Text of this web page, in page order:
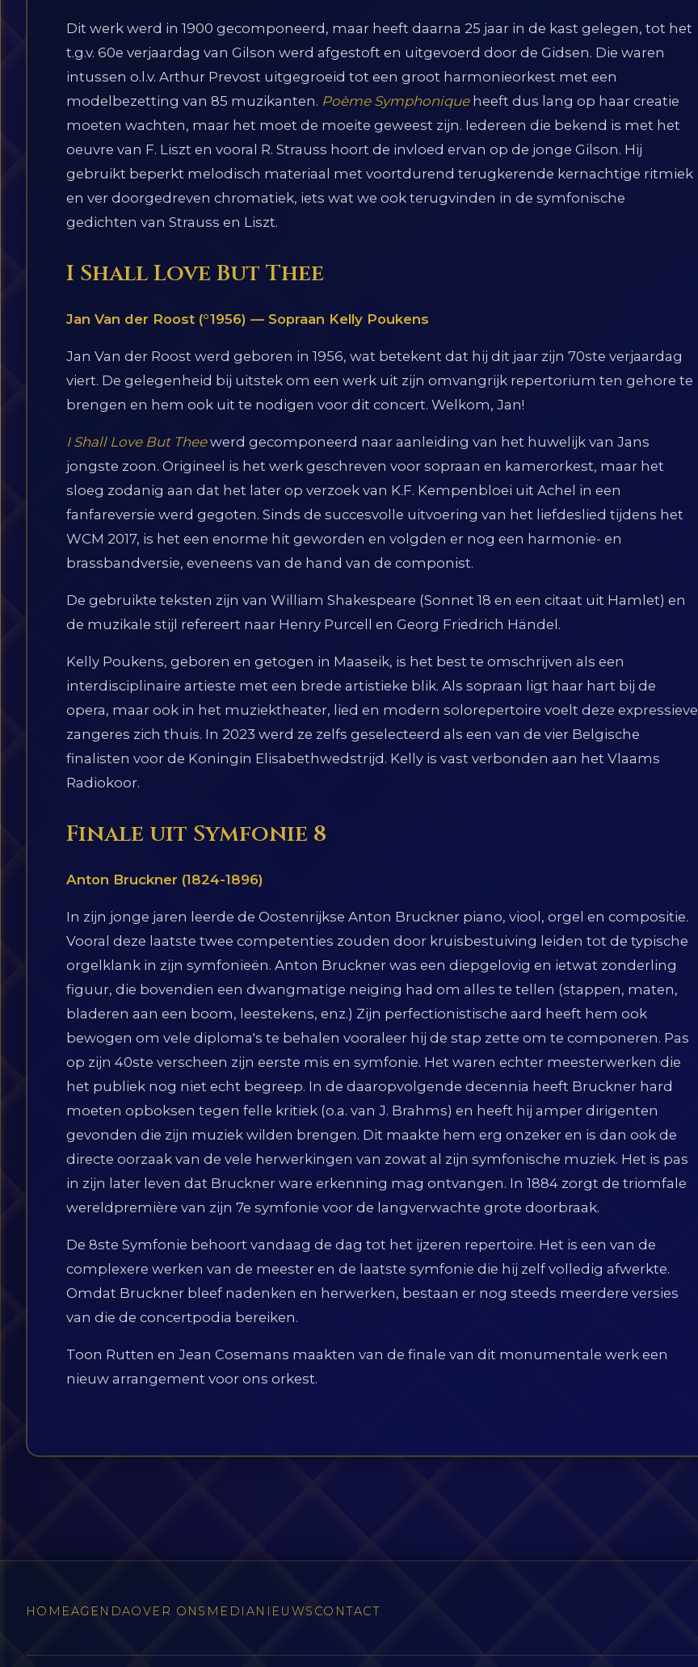
Dit werk werd in 1900 gecomponeerd, maar heeft daarna 25 jaar in de kast gelegen, tot het
t.g.v. 60e verjaardag van Gilson werd afgestoft en uitgevoerd door de Gidsen. Die waren
intussen o.l.v. Arthur Prevost uitgegroeid tot een groot harmonieorkest met een
modelbezetting van 85 muzikanten. Poème Symphoniqueheeft dus lang op haar creatie
moeten wachten, maar het moet de moeite geweest zijn. Iedereen die bekend is met het
oeuvre van F. Liszt en vooral R. Strauss hoort de invloed ervan op de jonge Gilson. Hij
gebruikt beperkt melodisch materiaal met voortdurend terugkerende kernachtige ritmiek
en ver doorgedreven chromatiek, iets wat we ook terugvinden in de symfonische
gedichten van Strauss en Liszt.
I Shall Love But Thee
Jan Van der Roost (°1956) — Sopraan Kelly Poukens
Jan Van der Roost werd geboren in 1956, wat betekent dat hij dit jaar zijn 70ste verjaardag
viert. De gelegenheid bij uitstek om een werk uit zijn omvangrijk repertorium ten gehore te
brengen en hem ook uit te nodigen voor dit concert. Welkom, Jan!
I Shall Love But Theewerd gecomponeerd naar aanleiding van het huwelijk van Jans
jongste zoon. Origineel is het werk geschreven voor sopraan en kamerorkest, maar het
sloeg zodanig aan dat het later op verzoek van K.F. Kempenbloei uit Achel in een
fanfareversie werd gegoten. Sinds de succesvolle uitvoering van het liefdeslied tijdens het
WCM 2017, is het een enorme hit geworden en volgden er nog een harmonie- en
brassbandversie, eveneens van de hand van de componist.
De gebruikte teksten zijn van William Shakespeare (Sonnet 18 en een citaat uit Hamlet) en
de muzikale stijl refereert naar Henry Purcell en Georg Friedrich Händel.
Kelly Poukens, geboren en getogen in Maaseik, is het best te omschrijven als een
interdisciplinaire artieste met een brede artistieke blik. Als sopraan ligt haar hart bij de
opera, maar ook in het muziektheater, lied en modern solorepertoire voelt deze expressieve
zangeres zich thuis. In 2023 werd ze zelfs geselecteerd als een van de vier Belgische
finalisten voor de Koningin Elisabethwedstrijd. Kelly is vast verbonden aan het Vlaams
Radiokoor.
Finale uit Symfonie 8
Anton Bruckner (1824-1896)
In zijn jonge jaren leerde de Oostenrijkse Anton Bruckner piano, viool, orgel en compositie.
Vooral deze laatste twee competenties zouden door kruisbestuiving leiden tot de typische
orgelklank in zijn symfonieën. Anton Bruckner was een diepgelovig en ietwat zonderling
figuur, die bovendien een dwangmatige neiging had om alles te tellen (stappen, maten,
bladeren aan een boom, leestekens, enz.) Zijn perfectionistische aard heeft hem ook
bewogen om vele diploma's te behalen vooraleer hij de stap zette om te componeren. Pas
op zijn 40ste verscheen zijn eerste mis en symfonie. Het waren echter meesterwerken die
het publiek nog niet echt begreep. In de daaropvolgende decennia heeft Bruckner hard
moeten opboksen tegen felle kritiek (o.a. van J. Brahms) en heeft hij amper dirigenten
gevonden die zijn muziek wilden brengen. Dit maakte hem erg onzeker en is dan ook de
directe oorzaak van de vele herwerkingen van zowat al zijn symfonische muziek. Het is pas
in zijn later leven dat Bruckner ware erkenning mag ontvangen. In 1884 zorgt de triomfale
wereldpremière van zijn 7e symfonie voor de langverwachte grote doorbraak.
De 8ste Symfonie behoort vandaag de dag tot het ijzeren repertoire. Het is een van de
complexere werken van de meester en de laatste symfonie die hij zelf volledig afwerkte.
Omdat Bruckner bleef nadenken en herwerken, bestaan er nog steeds meerdere versies
van die de concertpodia bereiken.
Toon Rutten en Jean Cosemans maakten van de finale van dit monumentale werk een
nieuw arrangement voor ons orkest.
HOMEAGENDAOVER ONS MEDIANIEUWS CONTACT